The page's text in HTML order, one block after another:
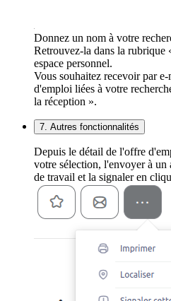
Donnez un nom à votre
Retrouvez-la dans la rubrique
espace personnel.
Vous souhaitez recevoir par
d'emploi liées à votre
la réception ».
7. Autres fonctionnalités
Depuis le détail de l'offre
votre sélection, l'envoyer à
de travail et la signaler en